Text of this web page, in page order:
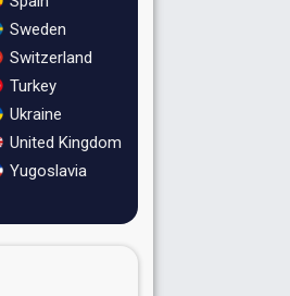
Sweden
Switzerland
Turkey
Ukraine
United Kingdom
Yugoslavia